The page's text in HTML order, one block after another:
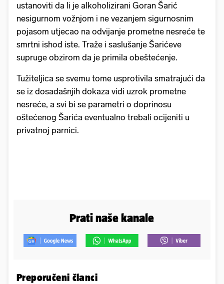
ustanoviti da li je alkoholizirani Goran Šarić
nesigurnom vožnjom i ne vezanjem sigurnosnim
pojasom utjecao na odvijanje prometne nesreće te
smrtni ishod iste. Traže i saslušanje Šarićeve
supruge obzirom da je primila obeštećenje.
Tužiteljica se svemu tome usprotivila smatrajući da
se iz dosadašnjih dokaza vidi uzrok prometne
nesreće, a svi bi se parametri o doprinosu
oštećenog Šarića eventualno trebali ocijeniti u
privatnoj parnici.
Prati naše kanale
Preporučeni članci